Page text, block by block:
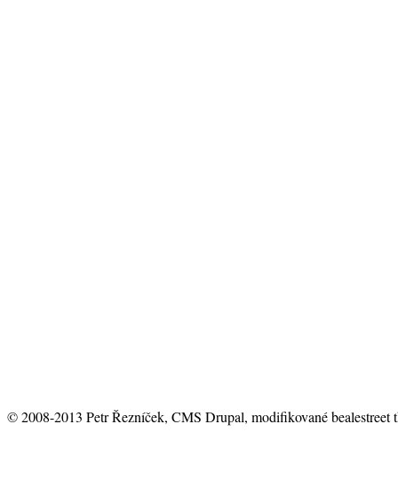
© 2008-2013 Petr Řezníček, CMS Drupal, modifikované bealestreet